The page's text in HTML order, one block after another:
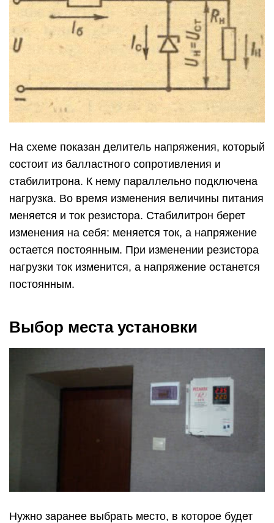
На схеме показан делитель напряжения, который
состоит из балластного сопротивления и
стабилитрона. К нему параллельно подключена
нагрузка. Во время изменения величины питания
меняется и ток резистора. Стабилитрон берет
изменения на себя: меняется ток, а напряжение
остается постоянным. При изменении резистора
нагрузки ток изменится, а напряжение останется
постоянным.
Выбор места установки
Нужно заранее выбрать место, в которое будет